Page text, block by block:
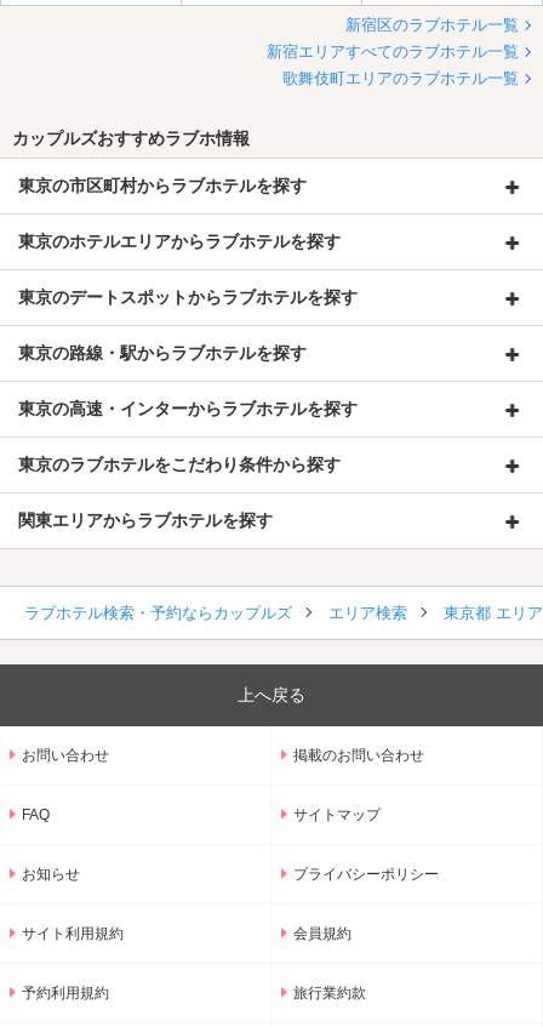
新宿区のラブホテル一覧
新宿エリアすべてのラブホテル一覧
歌舞伎町エリアのラブホテル一覧
カップルズおすすめラブホ情報
東京の市区町村からラブホテルを探す
東京のホテルエリアからラブホテルを探す
東京のデートスポットからラブホテルを探す
東京の路線・駅からラブホテルを探す
東京の高速・インターからラブホテルを探す
東京のラブホテルをこだわり条件から探す
関東エリアからラブホテルを探す
ラブホテル検索・予約ならカップルズ エリア検索 東京都 エリ
上へ戻る
お問い合わせ 掲載のお問い合わせ
FAQ サイトマップ
お知らせ プライバシーポリシー
サイト利用規約 会員規約
予約利用規約 旅行業約款